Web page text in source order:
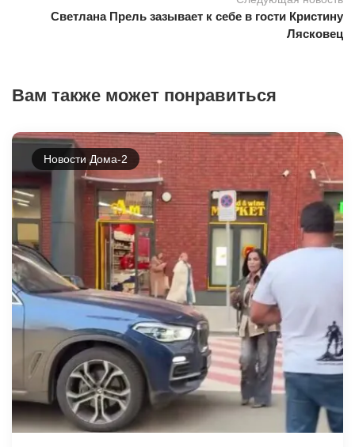
Светлана Прель зазывает к себе в гости Кристину
Лясковец
Вам также может понравиться
Новости Дома-2